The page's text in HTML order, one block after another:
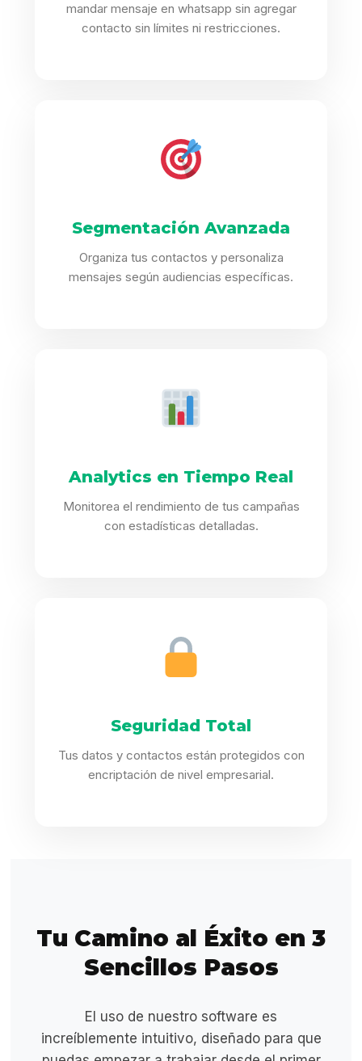
mandar mensaje en whatsapp sin agregar
contacto sin límites ni restricciones.
Segmentación Avanzada
Organiza tus contactos y personaliza
mensajes según audiencias específicas.
Analytics en Tiempo Real
Monitorea el rendimiento de tus campañas
con estadísticas detalladas.
Seguridad Total
Tus datos y contactos están protegidos con
encriptación de nivel empresarial.
Tu Camino al Éxito en 3
Sencillos Pasos
El uso de nuestro software es
increíblemente intuitivo, diseñado para que